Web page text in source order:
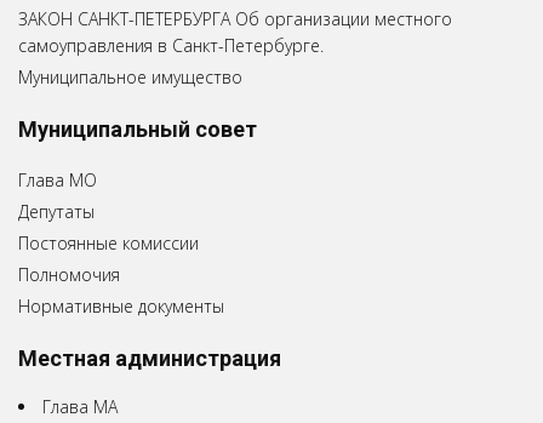
ЗАКОН САНКТ-ПЕТЕРБУРГА Об организации местного
самоуправления в Санкт-Петербурге.
Муниципальное имущество
Муниципальный совет
Глава МО
Депутаты
Постоянные комиссии
Полномочия
Нормативные документы
Местная администрация
Глава МА